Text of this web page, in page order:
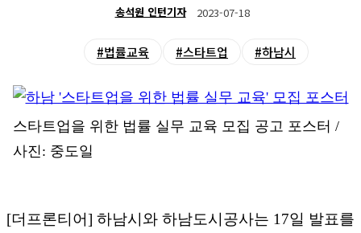
송석원 인턴기자 2023-07-18
#법률교육 #스타트업 #하남시
스타트업을 위한 법률 실무 교육 모집 공고 포스터 /
사진: 중도일
[더프론티어] 하남시와 하남도시공사는 17일 발표를